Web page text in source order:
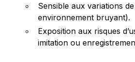
Sensible aux variations
environnement bruyant).
Exposition aux risques
imitation ou